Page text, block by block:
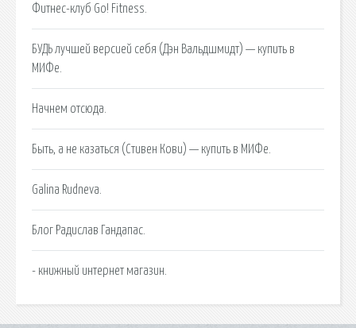
Фитнес-клуб Go! Fitness.
БУДЬ лучшей версией себя (Дэн Вальдшмидт) — купить в
МИФе.
Начнем отсюда.
Быть, а не казаться (Стивен Кови) — купить в МИФе.
Galina Rudneva.
Блог Радислав Гандапас.
- книжный интернет магазин.